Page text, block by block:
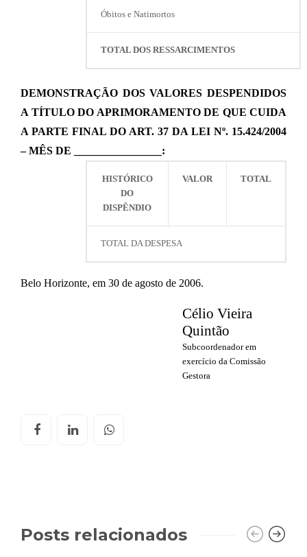
Óbitos e Natimortos
TOTAL DOS RESSARCIMENTOS
DEMONSTRAÇÃO DOS VALORES DESPENDIDOS
A TÍTULO DO APRIMORAMENTO DE QUE CUIDA
A PARTE FINAL DO ART. 37 DA LEI Nº. 15.424/2004
– MÊS DE ________________:
HISTÓRICO
DO
DISPÊNDIO
VALOR TOTAL
TOTAL DA DESPESA
Belo Horizonte, em 30 de agosto de 2006.
Célio Vieira
Quintão
Subcoordenador em
exercício da Comissão
Gestora
Posts relacionados